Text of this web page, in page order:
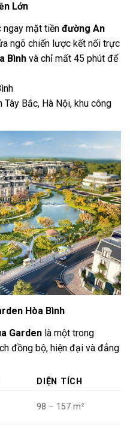
Lớn
ngay mặt tiền đường An
ngõ chiến lược kết nối trực
Bình và chỉ mất 45 phút để
Bắc, Hà Nội, khu công
Hòa Bình
Garden là một trong
đồng bộ, hiện đại và đẳng
DIỆN TÍCH
98 – 157 m²